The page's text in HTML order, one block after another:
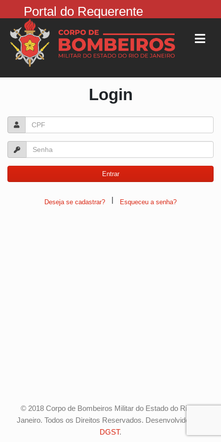
Portal do Requerente
Login
Deseja se cadastrar? | Esqueceu a senha?
© 2018 Corpo de Bombeiros Militar do Estado do Rio de
Janeiro. Todos os Direitos Reservados. Desenvolvido pela
DGST.